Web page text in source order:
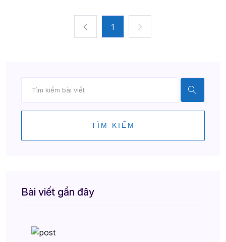
1
TÌM KIẾM
Bài viết gần đây